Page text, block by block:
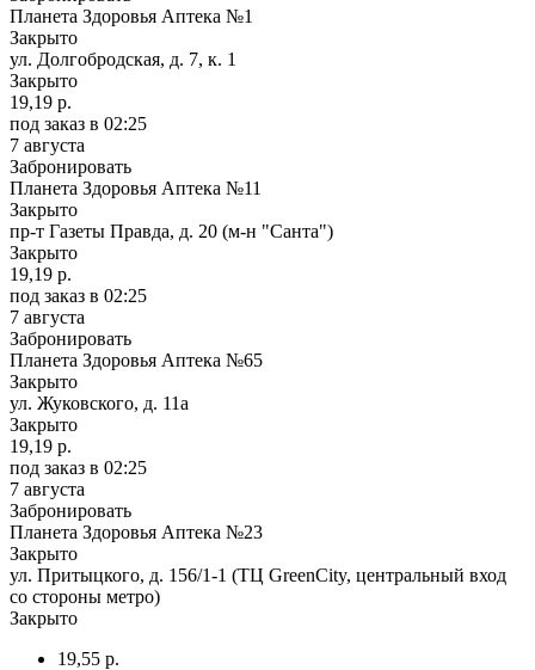
Планета Здоровья Аптека №1
Закрыто
ул. Долгобродская, д. 7, к. 1
Закрыто
19,19 р.
под заказ в 02:25
7 августа
Забронировать
Планета Здоровья Аптека №11
Закрыто
пр-т Газеты Правда, д. 20 (м-н "Санта")
Закрыто
19,19 р.
под заказ в 02:25
7 августа
Забронировать
Планета Здоровья Аптека №65
Закрыто
ул. Жуковского, д. 11а
Закрыто
19,19 р.
под заказ в 02:25
7 августа
Забронировать
Планета Здоровья Аптека №23
Закрыто
ул. Притыцкого, д. 156/1-1 (ТЦ GreenCity, центральный вход
со стороны метро)
Закрыто
19,55 р.